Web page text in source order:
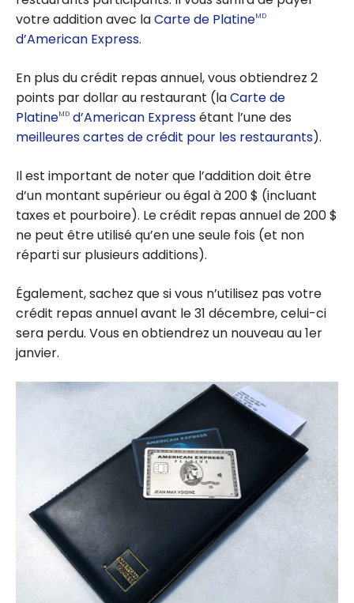
RD, Points-
bonis Marriott
votre addition avec laCarte de PlatineMD
d’American Express.
En plus du crédit repas annuel, vous obtiendrez 2
points par dollar au restaurant (laCarte de
PlatineMD d’American Expressétant l’une des
meilleures cartes de crédit pour les restaurants).
Il est important de noter que l’addition doit être
d’un montant supérieur ou égal à200 $ (incluant
taxes et pourboire). Le crédit repas annuel de 200 $
ne peut être utilisé qu’en une seule fois (et non
réparti sur plusieurs additions).
Également, sachez que si vous n’utilisez pas votre
crédit repas annuel avant le 31 décembre, celui-ci
sera perdu. Vous en obtiendrez un nouveau au 1er
janvier.